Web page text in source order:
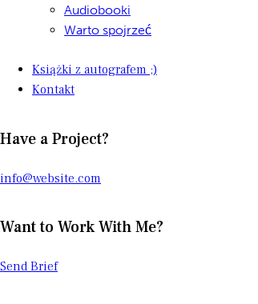
Audiobooki
Warto spojrzeć
Książki z autografem ;)
Kontakt
Have a Project?
info@website.com
Want to Work With Me?
Send Brief